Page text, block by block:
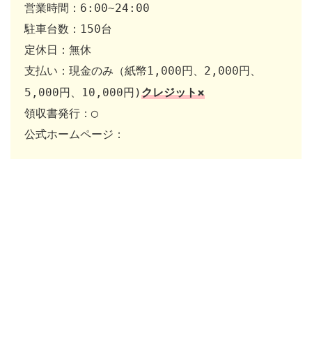
営業時間：6:00~24:00
駐車台数：150台
定休日：無休
支払い：現金のみ（紙幣1,000円、2,000円、
5,000円、10,000円)クレジット×
領収書発行：◯
公式ホームページ：